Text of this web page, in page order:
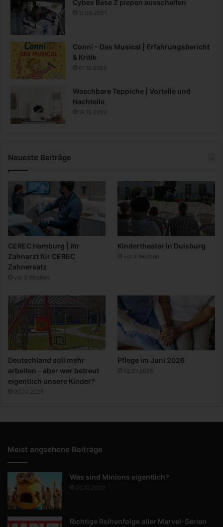
Cybex Base Z piepen ausschalten
11.08.2021
Conni – Das Musical | Erfahrungsbericht
& Kritik
01.10.2025
Waschbare Teppiche | Vorteile und
Nachteile
19.12.2022
Neueste Beiträge
CEREC Hamburg | Ihr
Zahnarzt für CEREC
Zahnersatz
vor 3 Wochen
Kindertheater in Duisburg
vor 4 Wochen
Deutschland soll mehr
arbeiten – aber wer betreut
eigentlich unsere Kinder?
09.07.2026
Pflege im Juni 2026
02.07.2026
Meist angsehene Beiträge
Was sind Minions eigentlich?
20.10.2020
Richtige Reihenfolge aller Marvel-Serien